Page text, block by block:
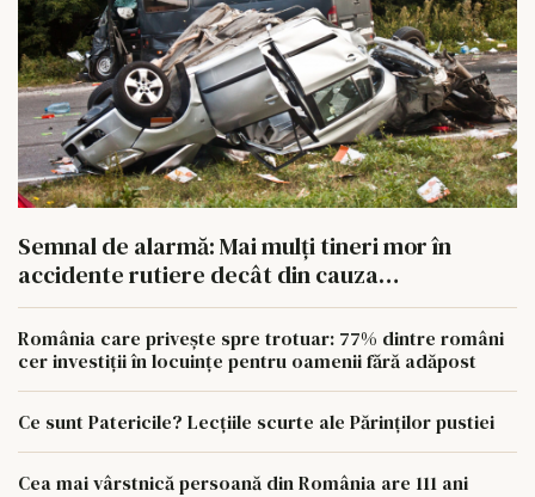
Semnal de alarmă: Mai mulți tineri mor în
accidente rutiere decât din cauza
tuberculozei și a drogurilor
România care privește spre trotuar: 77% dintre români
cer investiții în locuințe pentru oamenii fără adăpost
Ce sunt Patericile? Lecțiile scurte ale Părinților pustiei
Cea mai vârstnică persoană din România are 111 ani